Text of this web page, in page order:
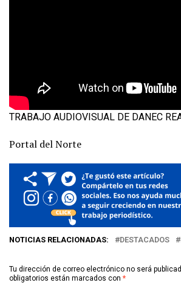
TRABAJO AUDIOVISUAL DE DANEC
Portal del Norte
NOTICIAS RELACIONADAS: DESTACADOS
Tu dirección de correo electrónico no será
obligatorios están marcados con *